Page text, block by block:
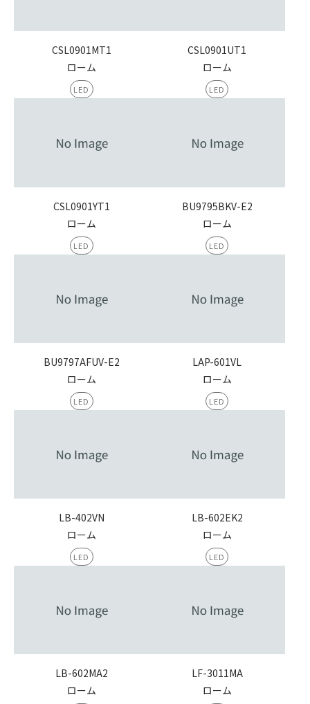
CSL0901MT1
ローム
LED
CSL0901UT1
ローム
LED
CSL0901YT1
ローム
LED
BU9795BKV-E2
ローム
LED
BU9797AFUV-E2
ローム
LED
LAP-601VL
ローム
LED
LB-402VN
ローム
LED
LB-602EK2
ローム
LED
LB-602MA2
ローム
LF-3011MA
ローム